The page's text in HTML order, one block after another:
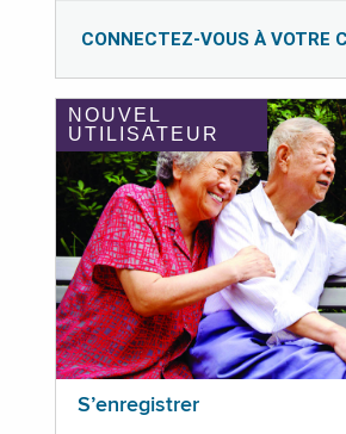
CONNECTEZ-VOUS À VOTRE
NOUVEL
UTILISATEUR
S’enregistrer